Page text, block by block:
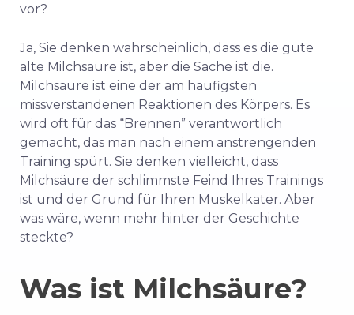
vor?
Ja, Sie denken wahrscheinlich, dass es die gute
alte Milchsäure ist, aber die Sache ist die.
Milchsäure ist eine der am häufigsten
missverstandenen Reaktionen des Körpers. Es
wird oft für das “Brennen” verantwortlich
gemacht, das man nach einem anstrengenden
Training spürt. Sie denken vielleicht, dass
Milchsäure der schlimmste Feind Ihres Trainings
ist und der Grund für Ihren Muskelkater. Aber
was wäre, wenn mehr hinter der Geschichte
steckte?
Was ist Milchsäure?